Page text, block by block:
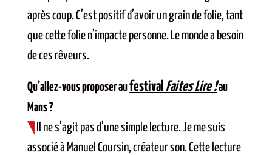
après coup. C’est positif d’avoir un grain de folie, tant
que cette folie n’impacte personne. Le monde a besoin
de ces rêveurs.
Qu’allez-vous proposer aufestival Faites Lire !au
Mans ?
Il ne s’agit pas d’une simple lecture. Je me suis
associé à Manuel Coursin, créateur son. Cette lecture